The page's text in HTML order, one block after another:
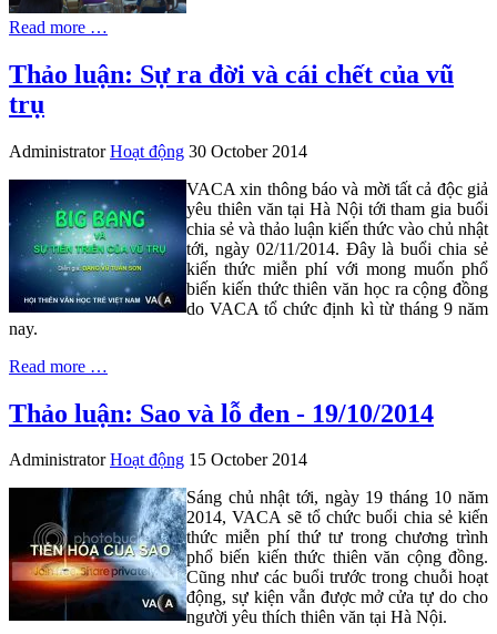
Read more …
Thảo luận: Sự ra đời và cái chết của vũ
trụ
Administrator Hoạt động 30 October 2014
VACA xin thông báo và mời tất cả độc giả
yêu thiên văn tại Hà Nội tới tham gia buổi
chia sẻ và thảo luận kiến thức vào chủ nhật
tới, ngày 02/11/2014. Đây là buổi chia sẻ
kiến thức miễn phí với mong muốn phổ
biến kiến thức thiên văn học ra cộng đồng
do VACA tổ chức định kì từ tháng 9 năm
nay.
Read more …
Thảo luận: Sao và lỗ đen - 19/10/2014
Administrator Hoạt động 15 October 2014
Sáng chủ nhật tới, ngày 19 tháng 10 năm
2014, VACA sẽ tổ chức buổi chia sẻ kiến
thức miễn phí thứ tư trong chương trình
phổ biến kiến thức thiên văn cộng đồng.
Cũng như các buổi trước trong chuỗi hoạt
động, sự kiện vẫn được mở cửa tự do cho
người yêu thích thiên văn tại Hà Nội.